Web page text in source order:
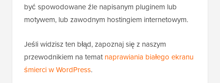
być spowodowane źle napisanym pluginem lub
motywem, lub zawodnym hostingiem internetowym.
Jeśli widzisz ten błąd, zapoznaj się z naszym
przewodnikiem na tematnaprawiania białego ekranu
śmierci w WordPress.